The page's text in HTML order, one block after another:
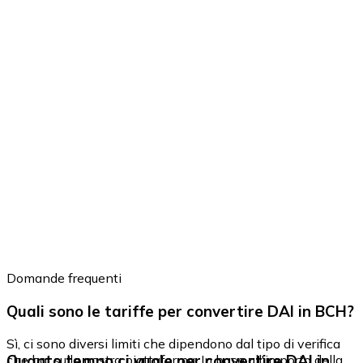
Domande frequenti
Quali sono le tariffe per convertire DAI in BCH?
Sì, ci sono diversi limiti che dipendono dal tipo di verifica